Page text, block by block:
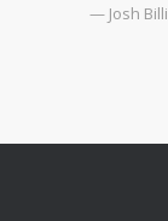
— Josh